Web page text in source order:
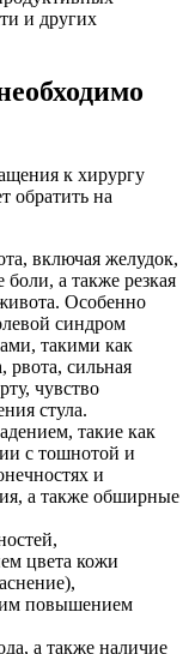
и других
к хирургу
обратить на
включая желудок,
а также резкая
Особенно
синдром
такими как
сильная
чувство
стула.
такие как
с тошнотой и
и
а также обширные
цвета кожи
повышением
а также наличие